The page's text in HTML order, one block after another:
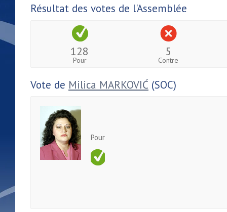
Résultat des votes de l'Assemblée
128
Pour
5
Contre
Vote de Milica MARKOVIĆ (SOC)
Pour